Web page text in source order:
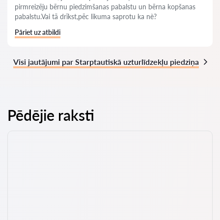
pirmreizēju bērnu piedzimšanas pabalstu un bērna kopšanas
pabalstu.Vai tā drīkst,pēc likuma saprotu ka nè?
Pāriet uz atbildi
Visi jautājumi par Starptautiskā uzturlīdzekļu piedziņa
Pēdējie raksti